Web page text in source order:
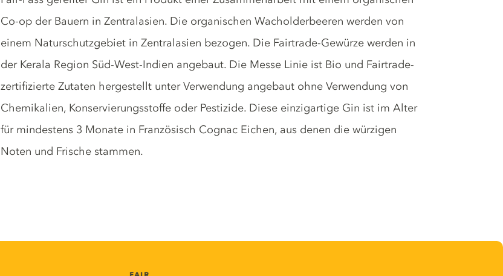
Co-op der Bauern in Zentralasien. Die organischen Wacholderbeeren werden von
einem Naturschutzgebiet in Zentralasien bezogen. Die Fairtrade-Gewürze werden in
der Kerala Region Süd-West-Indien angebaut. Die Messe Linie ist Bio und Fairtrade-
zertifizierte Zutaten hergestellt unter Verwendung angebaut ohne Verwendung von
Chemikalien, Konservierungsstoffe oder Pestizide. Diese einzigartige Gin ist im Alter
für mindestens 3 Monate in Französisch Cognac Eichen, aus denen die würzigen
Noten und Frische stammen.